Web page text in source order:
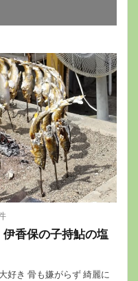
香保の子持鮎の塩
好き 骨も嫌がらず 綺麗に